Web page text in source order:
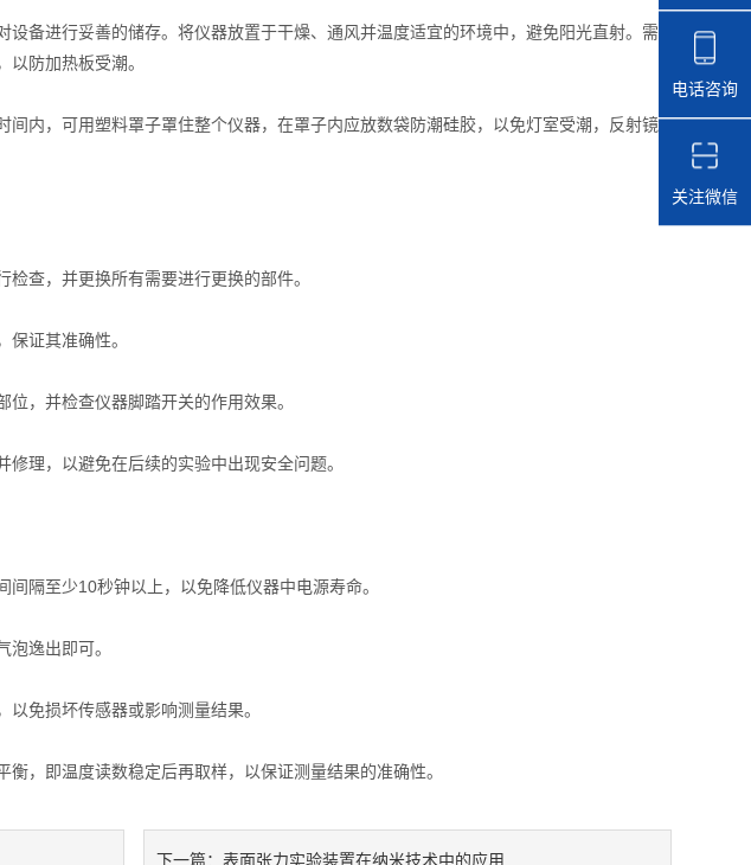
备进行妥善的储存。将仪器放置于干燥、通风并温度适宜的环境中，避免阳光直射。需
防加热板受潮。
内，可用塑料罩子罩住整个仪器，在罩子内应放数袋防潮硅胶，以免灯室受潮，反射镜
查，并更换所有需要进行更换的部件。
证其准确性。
，并检查仪器脚踏开关的作用效果。
理，以避免在后续的实验中出现安全问题。
隔至少10秒钟以上，以免降低仪器中电源寿命。
逸出即可。
免损坏传感器或影响测量结果。
即温度读数稳定后再取样，以保证测量结果的准确性。
下一篇：表面张力实验装置在纳米技术中的应用
电话咨询
关注微信